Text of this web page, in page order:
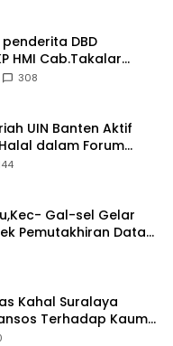
DBD
HMI Cab.Takalar
308
UIN Banten Aktif
dalam Forum
Gal-sel Gelar
Pemutakhiran Data
Kahal Suralaya
Terhadap Kaum
Piatu